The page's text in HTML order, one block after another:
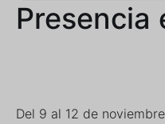
Presencia
Del 9 al 12 de